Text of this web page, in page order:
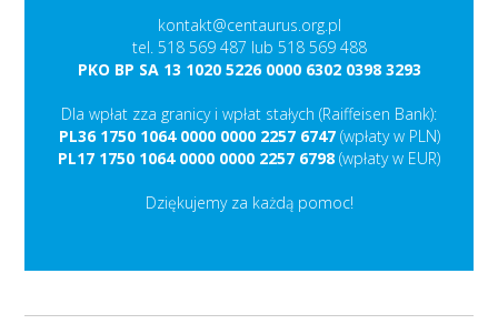
kontakt@centaurus.org.pl
tel. 518 569 487 lub 518 569 488
PKO BP SA 13 1020 5226 0000 6302 0398 3293
Dla wpłat zza granicy i wpłat stałych (Raiffeisen Bank):
PL36 1750 1064 0000 0000 2257 6747(wpłaty w PLN)
PL17 1750 1064 0000 0000 2257 6798 (wpłaty w EUR)
Dziękujemy za każdą pomoc!